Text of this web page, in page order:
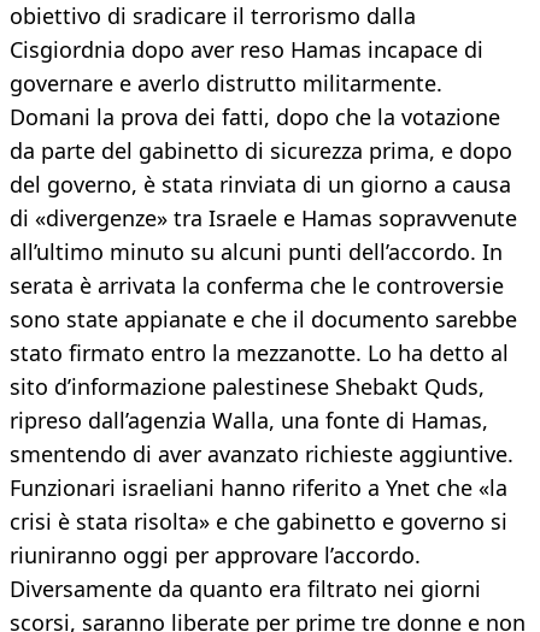
obiettivo di sradicare il terrorismo dalla
Cisgiordnia dopo aver reso Hamas incapace di
governare e averlo distrutto militarmente.
Domani la prova dei fatti, dopo che la votazione
da parte del gabinetto di sicurezza prima, e dopo
del governo, è stata rinviata di un giorno a causa
di «divergenze» tra Israele e Hamas sopravvenute
all’ultimo minuto su alcuni punti dell’accordo. In
serata è arrivata la conferma che le controversie
sono state appianate e che il documento sarebbe
stato firmato entro la mezzanotte. Lo ha detto al
sito d’informazione palestinese Shebakt Quds,
ripreso dall’agenzia Walla, una fonte di Hamas,
smentendo di aver avanzato richieste aggiuntive.
Funzionari israeliani hanno riferito a Ynet che «la
crisi è stata risolta» e che gabinetto e governo si
riuniranno oggi per approvare l’accordo.
Diversamente da quanto era filtrato nei giorni
scorsi, saranno liberate per prime tre donne e non